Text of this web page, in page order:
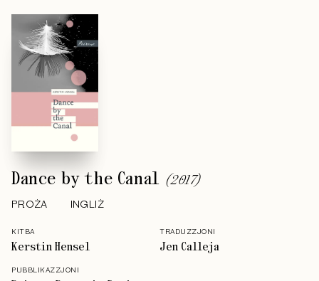
Dance by the Canal (2017)
PROŻA INGLIŻ
KITBA
Kerstin Hensel
TRADUZZJONI
Jen Calleja
PUBBLIKAZZJONI